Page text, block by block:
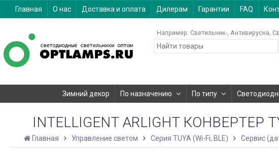
Главная О нас Доставка и оплата Дилерам Гарантии FAQ
Например: Светильник- Антивирусна
Зимний декор По назначению По типу
INTELLIGENT ARLIGHT КОНВЕРТЕР
Главная Управление светом Серия TUYA (Wi-Fi, BLE) Сервис